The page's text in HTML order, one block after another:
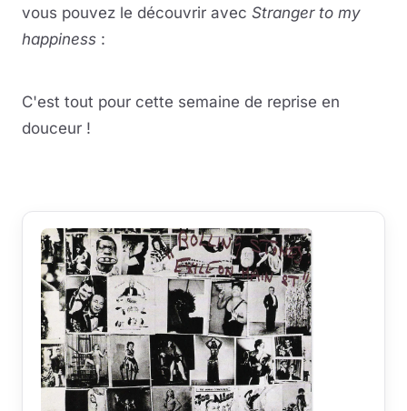
vous pouvez le découvrir avec Stranger to my
happiness :
YouTube · le lecteur se charge au clic
C'est tout pour cette semaine de reprise en
douceur !